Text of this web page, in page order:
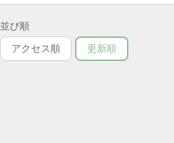
並び順
アクセス順 更新順